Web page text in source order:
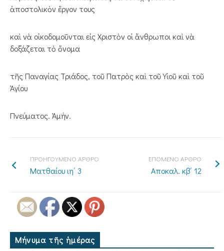
ἀποστολικὸν ἔργον τους
καὶ νὰ οἰκοδομοῦνται εἰς Χριστὸν οἱ ἄνθρωποι καὶ νὰ
δοξάζεται τὸ ὄνομα
τῆς Παναγίας Τριάδος, τοῦ Πατρὸς καὶ τοῦ Υἱοῦ καὶ τοῦ
Ἁγίου
Πνεύματος. Ἀμήν.
ΠΡΟΗΓΟΥΜΕΝΟ ΑΡΘΡΟ
Ματθαίου ιη΄ 3
ΕΠΟΜΕΝΟ ΑΡΘΡΟ
Αποκαλ. κβ΄ 12
Μήνυμα τῆς ἡμέρας